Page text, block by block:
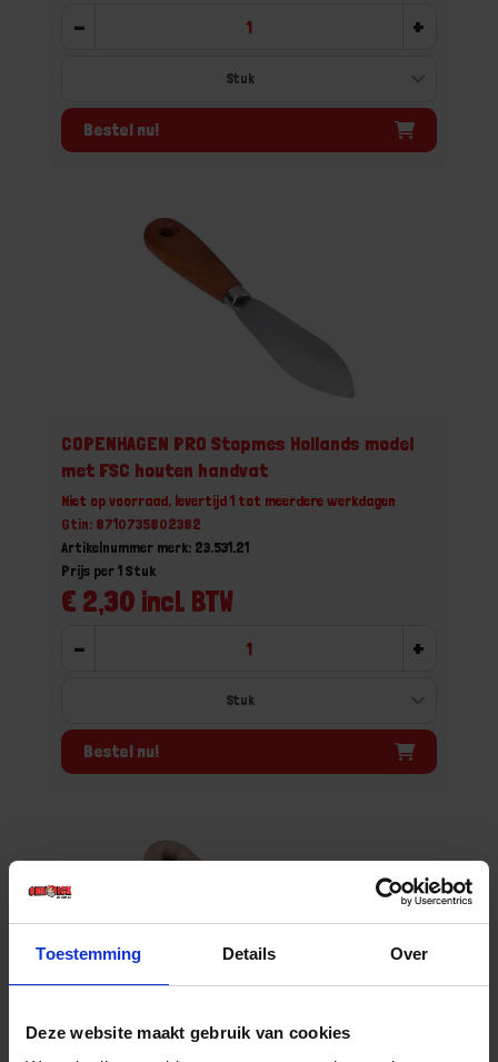
Toestemming Details Over
Deze website maakt gebruik van cookies
- +
Bestel nu!
COPENHAGEN PRO Stopmes Hollands model
met FSC houten handvat
Niet op voorraad, levertijd 1 tot meerdere werkdagen
Gtin: 8710735802382
Artikelnummer merk: 23.531.21
€ 2,30 incl. BTW
Prijs per 1 Stuk
- +
Bestel nu!